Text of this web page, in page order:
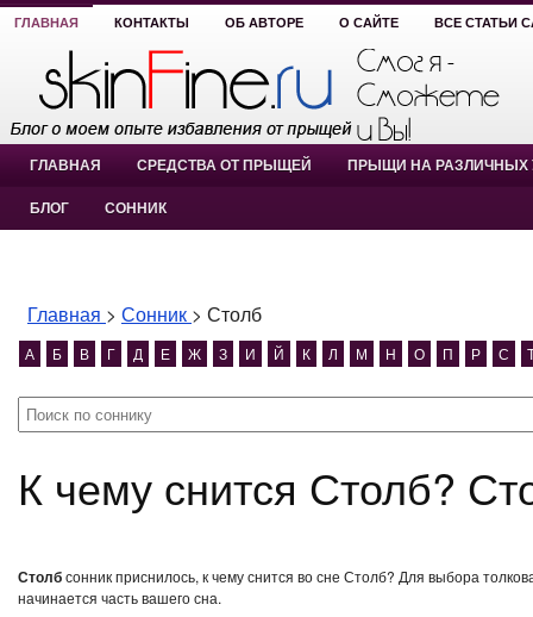
ГЛАВНАЯ КОНТАКТЫ ОБ АВТОРЕ О САЙТЕ ВСЕ СТАТЬИ
ГЛАВНАЯ СРЕДСТВА ОТ ПРЫЩЕЙ ПРЫЩИ НА РАЗЛИЧНЫХ
БЛОГ СОННИК
Главная > Сонник > Столб
А Б В Г Д Е Ж З И Й К Л М Н О П Р С
К чему снится Столб?
Столбсонник приснилось, к чему снится во сне Столб? Для выбора
начинается часть вашего сна.